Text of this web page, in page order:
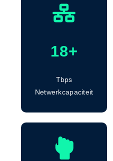
18+
Tbps
Netwerkcapaciteit